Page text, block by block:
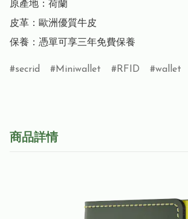
原產地：荷蘭
皮革：歐洲優質牛皮
保養：憑單可享三年免費保養
secrid Miniwallet RFID wallet
商品詳情